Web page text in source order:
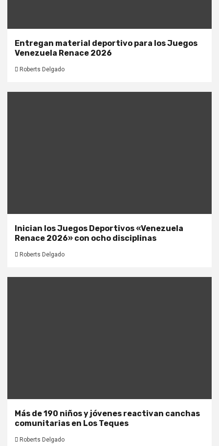
Entregan material deportivo para los Juegos
Venezuela Renace 2026
Roberts Delgado
Inician los Juegos Deportivos «Venezuela
Renace 2026» con ocho disciplinas
Roberts Delgado
Más de 190 niños y jóvenes reactivan canchas
comunitarias en Los Teques
Roberts Delgado